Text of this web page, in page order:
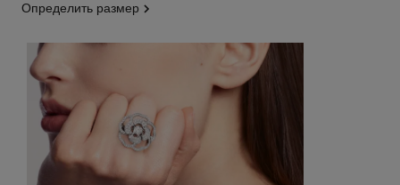
определить размер